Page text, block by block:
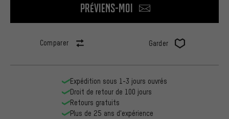
Préviens-moi
Comparer Garder
Expédition sous 1-3 jours ouvrés
Droit de retour de 100 jours
Retours gratuits
Plus de 25 ans d'expérience